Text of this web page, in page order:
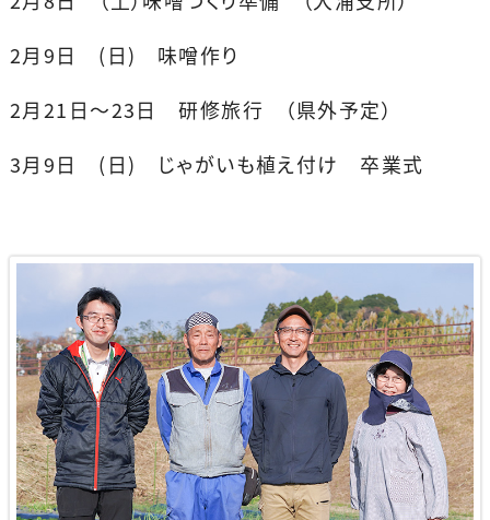
2月9日 (日) 味噌作り
2月21日〜23日 研修旅行 （県外予定）
3月9日 (日) じゃがいも植え付け 卒業式